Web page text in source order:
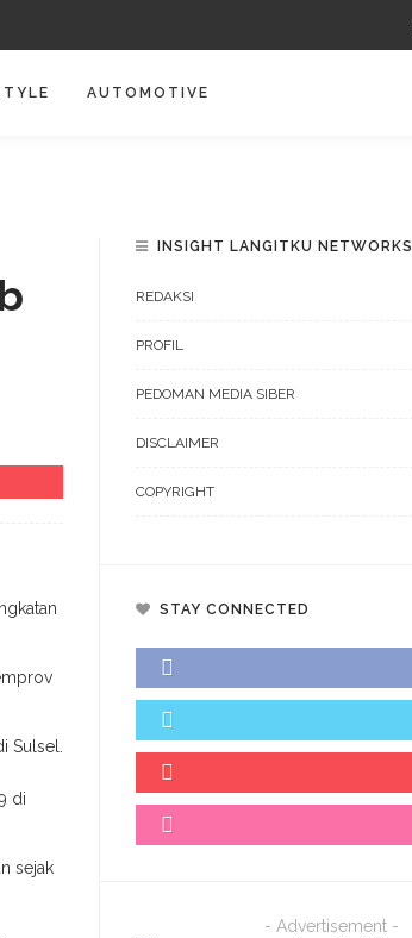
AUTOMOTIVE
Sulsel.
di
sejak
INSIGHT LANGITKU NETWORKS
REDAKSI
PROFIL
PEDOMAN MEDIA SIBER
DISCLAIMER
COPYRIGHT
STAY CONNECTED
- Advertisement -